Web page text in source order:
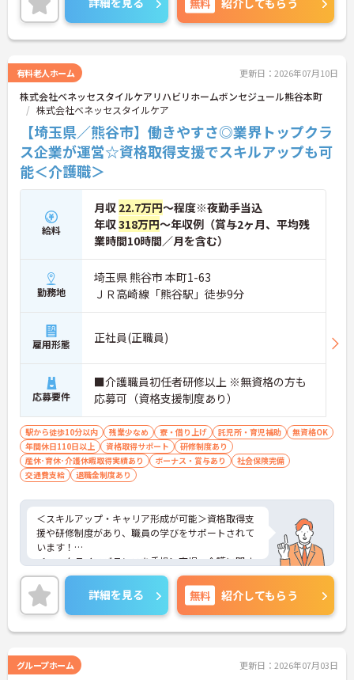
＜頑張りが給与に直結！専門性を磨いて年収アップ
＞経験やスキルがしっかり給与に反映される仕組み
です。定期昇給に加え、独自の社内専門資格制度
の専門性を認定されると、1資格につき月給＋1万円
（最大4万円）の手当がつきます。キャリアアップす
れば年収UPも目指せるため、高いモチベーションで
働き続けられます。
＜家族も嬉しい！ベネッセグループならではの手厚
い福利厚生＞ご家族も支える制度が満載♪産休・育
休の取得実績も多数あり、ライフステージが変わっ
ても長く安心して働き続けられる環境が整っていま
す。
有料老人ホーム 更新日：2026年07月10日
株式会社ベネッセスタイルケアリハビリホームボンセジュール熊谷本町
株式会社ベネッセスタイルケア
【埼玉県／熊谷市】働きやすさ◎業界トップクラ
ス企業が運営☆資格取得支援でスキルアップも可
能＜介護職＞
給料
月収 22.7万円～程度※夜勤手当込
年収318万円～年収例（賞与2ヶ月、平均残
業時間10時間／月を含む）
勤務地
埼玉県 熊谷市 本町1-63
ＪＲ高崎線「熊谷駅」徒歩9分
雇用形態 正社員(正職員)
応募要件
■介護職員初任者研修以上 ※無資格の方も
応募可（資格支援制度あり）
駅から徒歩10分以内 残業少なめ 寮・借り上げ 託児所・育児補助
無資格OK
年間休日110日以上
資格取得サポート
研修制度あり
産休･育休･介護休暇取得実績あり
ボーナス・賞与あり
社会保険完備
交通費支給
退職金制度あり
＜スキルアップ・キャリア形成が可能＞資格取得支
援や研修制度があり、職員の学びをサポートされて
います！
＜ワークライフバランスを重視＞育児・介護に関す
る制度や社宅制度、各種手当など、長く安心して働
きやすい環境が整っています。
＜寄り添ったケアの実施＞利用者さまに深く寄り添
ったサービスの提供を目指し、職員の専門性を高め
るような人材育成にも注力されています。
詳細をお話ししますのでお気軽にご相談ください！
詳細を見る 無料 紹介してもらう
グループホーム 更新日：2026年07月03日